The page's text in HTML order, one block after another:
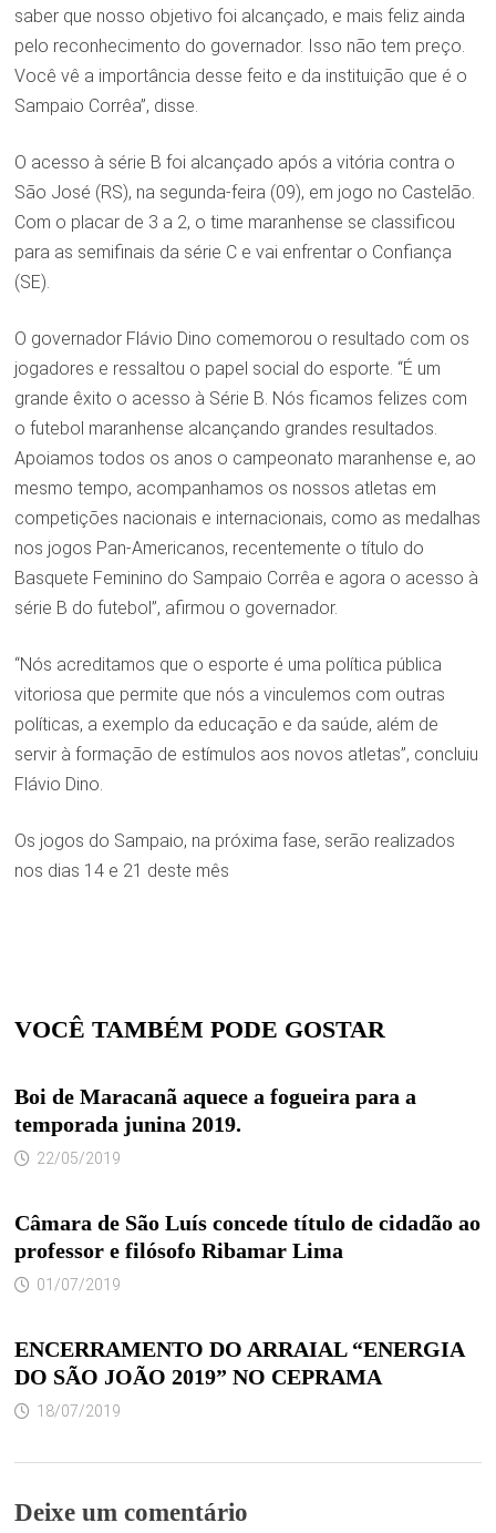
saber que nosso objetivo foi alcançado, e mais feliz ainda
pelo reconhecimento do governador. Isso não tem preço.
Você vê a importância desse feito e da instituição que é o
Sampaio Corrêa”, disse.
O acesso à série B foi alcançado após a vitória contra o
São José (RS), na segunda-feira (09), em jogo no Castelão.
Com o placar de 3 a 2, o time maranhense se classificou
para as semifinais da série C e vai enfrentar o Confiança
(SE).
O governador Flávio Dino comemorou o resultado com os
jogadores e ressaltou o papel social do esporte. “É um
grande êxito o acesso à Série B. Nós ficamos felizes com
o futebol maranhense alcançando grandes resultados.
Apoiamos todos os anos o campeonato maranhense e, ao
mesmo tempo, acompanhamos os nossos atletas em
competições nacionais e internacionais, como as medalhas
nos jogos Pan-Americanos, recentemente o título do
Basquete Feminino do Sampaio Corrêa e agora o acesso à
série B do futebol”, afirmou o governador.
“Nós acreditamos que o esporte é uma política pública
vitoriosa que permite que nós a vinculemos com outras
políticas, a exemplo da educação e da saúde, além de
servir à formação de estímulos aos novos atletas”, concluiu
Flávio Dino.
Os jogos do Sampaio, na próxima fase, serão realizados
nos dias 14 e 21 deste mês
VOCÊ TAMBÉM PODE GOSTAR
Boi de Maracanã aquece a fogueira para a
temporada junina 2019.
22/05/2019
Câmara de São Luís concede título de cidadão ao
professor e filósofo Ribamar Lima
01/07/2019
ENCERRAMENTO DO ARRAIAL “ENERGIA
DO SÃO JOÃO 2019” NO CEPRAMA
18/07/2019
Deixe um comentário